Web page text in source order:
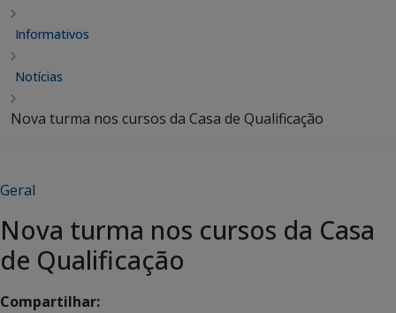
Informativos
Notícias
Nova turma nos cursos da Casa de Qualificação
Geral
Nova turma nos cursos da Casa
de Qualificação
Compartilhar: